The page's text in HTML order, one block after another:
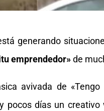
generando
emprendedor»de
avivada de
pocos días un